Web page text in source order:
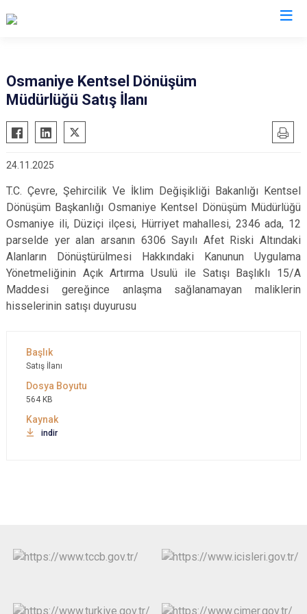
Osmaniye Kentsel Dönüşüm
Müdürlüğü Satış İlanı
24.11.2025
T.C. Çevre, Şehircilik Ve İklim Değişikliği Bakanlığı Kentsel
Dönüşüm Başkanlığı Osmaniye Kentsel Dönüşüm Müdürlüğü
Osmaniye ili, Düziçi ilçesi, Hürriyet mahallesi, 2346 ada, 12
parselde yer alan arsanın 6306 Sayılı Afet Riski Altındaki
Alanların Dönüştürülmesi Hakkındaki Kanunun Uygulama
Yönetmeliğinin Açık Artırma Usulü ile Satışı Başlıklı 15/A
Maddesi gereğince anlaşma sağlanamayan maliklerin
hisselerinin satışı duyurusu
Satış İlanı
564 KB
indir